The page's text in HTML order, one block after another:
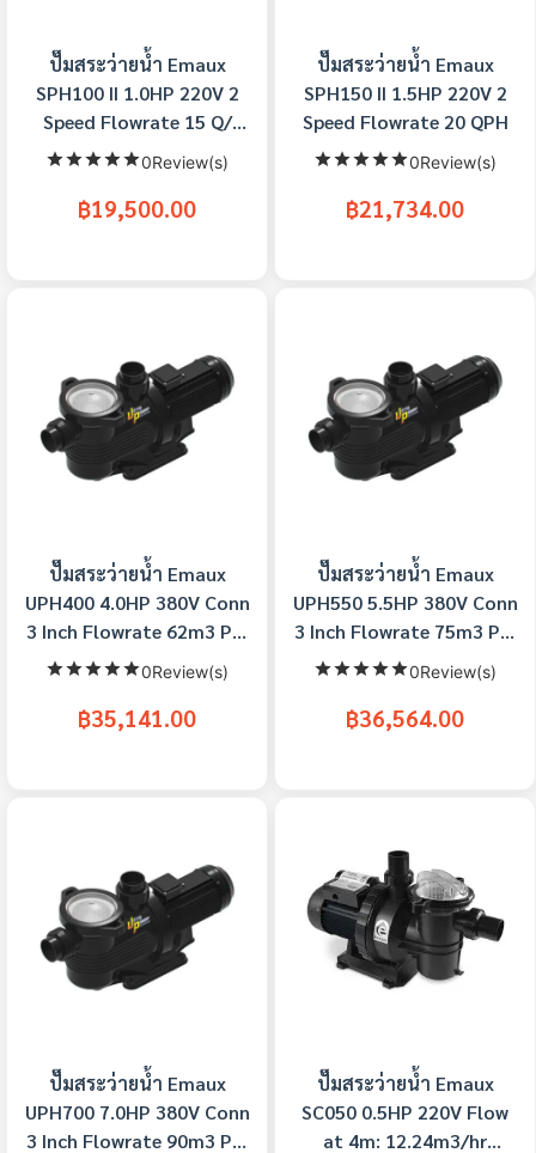
ปั๊มสระว่ายน้ำ Emaux
SPH100 II 1.0HP 220V 2
Speed Flowrate 15 Q/
@10M0Review(s)
฿19,500.00
ปั๊มสระว่ายน้ำ Emaux
SPH150 II 1.5HP 220V 2
Speed Flowrate 20 QPH
0Review(s)
฿21,734.00
ปั๊มสระว่ายน้ำ Emaux
UPH400 4.0HP 380V Conn
3 Inch Flowrate 62m3 Per
Hour Ultra-Power
Commercial Pump
0Review(s)
฿35,141.00
ปั๊มสระว่ายน้ำ Emaux
UPH550 5.5HP 380V Conn
3 Inch Flowrate 75m3 Per
Hour Ultra-Power
Commercial Pump
0Review(s)
฿36,564.00
ปั๊มสระว่ายน้ำ Emaux
UPH700 7.0HP 380V Conn
3 Inch Flowrate 90m3 Per
ปั๊มสระว่ายน้ำ Emaux
SC050 0.5HP 220V Flow
at 4m: 12.24m3/hr